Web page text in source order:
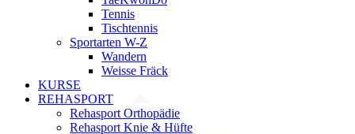
Tennis
Tischtennis
Sportarten W-Z
Wandern
Weisse Fräck
KURSE
REHASPORT
Rehasport Orthopädie
Rehasport Knie & Hüfte